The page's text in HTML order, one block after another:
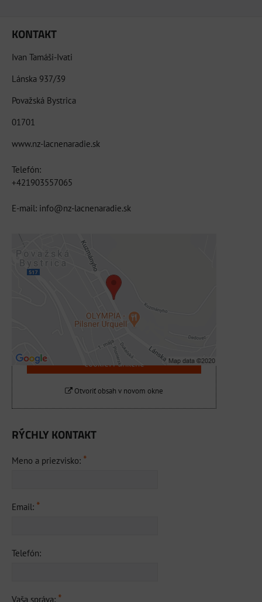
KONTAKT
Ivan Tamáši-Ivati
Lánska 937/39
Považská Bystrica
01701
www.nz-lacnenaradie.sk
Telefón:
+421903557065
E-mail: info@nz-lacnenaradie.sk
Externý obsah je blokovaný Voľbami
súkromia
Prajete si načítať externý obsah?
Povoliť tentokrát
Povoliť a zapamätať - súhlas s druhom
cookie: Funkčné
Otvoriť obsah v novom okne
RÝCHLY KONTAKT
Meno a priezvisko: *
Email: *
Telefón:
Vaša správa: *